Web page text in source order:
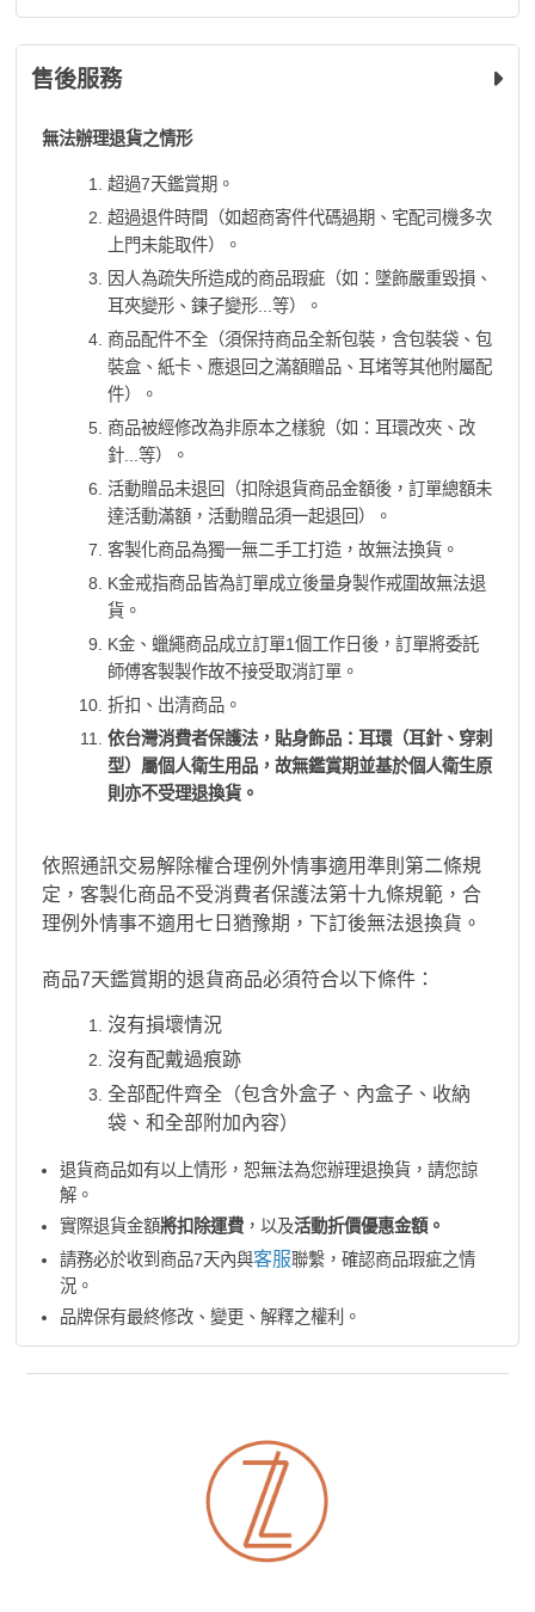
售後服務
無法辦理退貨之情形
超過7天鑑賞期。
超過退件時間（如超商寄件代碼過期、宅配司機多次
上門未能取件）。
因人為疏失所造成的商品瑕疵（如：墜飾嚴重毀損、
耳夾變形、鍊子變形...等）。
商品配件不全（須保持商品全新包裝，含包裝袋、包
裝盒、紙卡、應退回之滿額贈品、耳堵等其他附屬配
件）。
商品被經修改為非原本之樣貌（如：耳環改夾、改
針...等）。
活動贈品未退回（扣除退貨商品金額後，訂單總額未
達活動滿額，活動贈品須一起退回）。
客製化商品為獨一無二手工打造，故無法換貨。
K金戒指商品皆為訂單成立後量身製作戒圍故無法退
貨。
K金、蠟繩商品成立訂單1個工作日後，訂單將委託
師傅客製製作故不接受取消訂單。
折扣、出清商品。
依台灣消費者保護法，貼身飾品：耳環（耳針、穿刺
型）屬個人衛生用品，故無鑑賞期並基於個人衛生原
則亦不受理退換貨。
依照通訊交易解除權合理例外情事適用準則第二條規
定，客製化商品不受消費者保護法第十九條規範，合
理例外情事不適用七日猶豫期，下訂後無法退換貨。
商品7天鑑賞期的退貨商品必須符合以下條件：
沒有損壞情況
沒有配戴過痕跡
全部配件齊全（包含外盒子、內盒子、收納
袋、和全部附加內容）
退貨商品如有以上情形，恕無法為您辦理退換貨，請您諒
解。
實際退貨金額將扣除運費，以及活動折價優惠金額。
請務必於收到商品7天內與客服聯繫，確認商品瑕疵之情
況。
品牌保有最終修改、變更、解釋之權利。